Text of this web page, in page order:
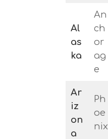
Al
as
ka
An
ch
or
ag
e
Ar
iz
on
a
Ph
oe
nix